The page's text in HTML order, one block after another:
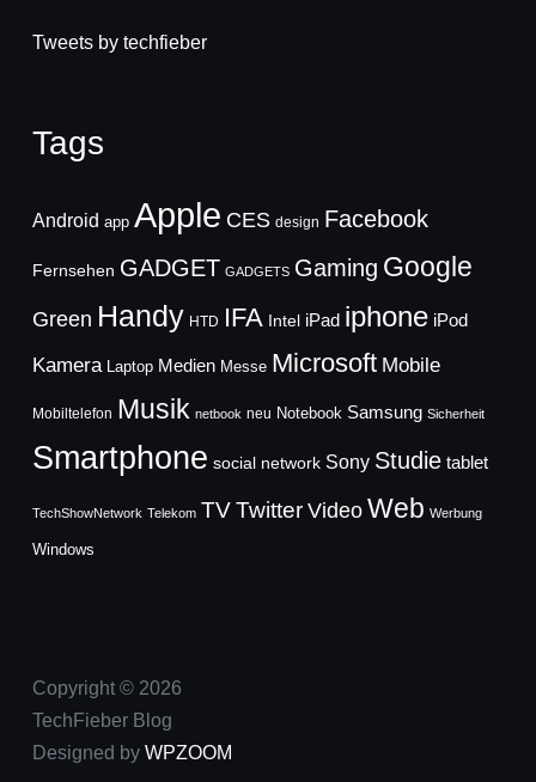
Tweets by techfieber
Tags
Android app Apple CES design Facebook
Fernsehen GADGET GADGETS Gaming Google
Green Handy HTD IFA Intel iPad iphone iPod
Kamera Laptop Medien Messe Microsoft Mobile
Mobiltelefon Musik netbook neu Notebook Samsung Sicherheit
Smartphone social network Sony Studie tablet
TechShowNetwork Telekom TVTwitter Video Web Werbung
Windows
Copyright © 2026
TechFieber Blog
Designed by WPZOOM